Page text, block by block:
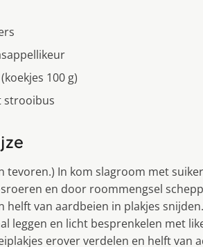
100 g)
strooibus
tevoren.) In kom slagroom met
en door roommengsel
helft van aardbeien in plakjes
leggen en licht besprenkelen met
erover verdelen en helft van